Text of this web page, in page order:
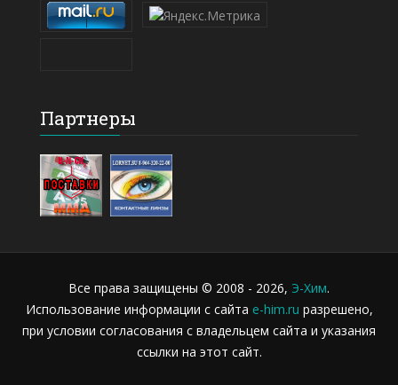
Партнеры
Все права защищены © 2008 - 2026, Э-Хим.
Использование информации с сайта e-him.ru разрешено,
при условии согласования с владельцем сайта и указания
ссылки на этот сайт.